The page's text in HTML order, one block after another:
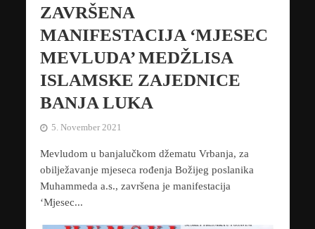
ZAVRŠENA
MANIFESTACIJA ‘MJESEC
MEVLUDA’ MEDŽLISA
ISLAMSKE ZAJEDNICE
BANJA LUKA
5. November 2021
Mevludom u banjalučkom džematu Vrbanja, za
obilježavanje mjeseca rođenja Božijeg poslanika
Muhammeda a.s., završena je manifestacija
‘Mjesec...